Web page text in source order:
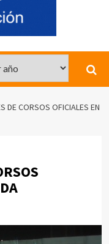
DE CORSOS OFICIALES EN